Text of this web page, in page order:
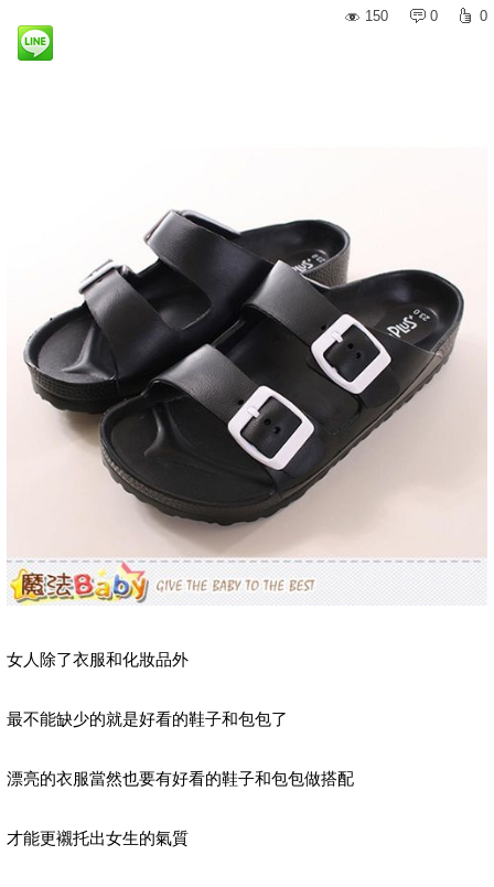
150
0 0
女人除了衣服和化妝品外
最不能缺少的就是好看的鞋子和包包了
漂亮的衣服當然也要有好看的鞋子和包包做搭配
才能更襯托出女生的氣質